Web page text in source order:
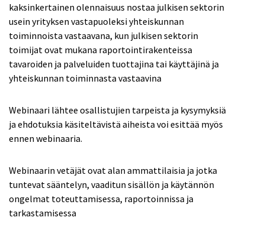
kaksinkertainen olennaisuus nostaa julkisen sektorin
usein yrityksen vastapuoleksi yhteiskunnan
toiminnoista vastaavana, kun julkisen sektorin
toimijat ovat mukana raportointirakenteissa
tavaroiden ja palveluiden tuottajina tai käyttäjinä ja
yhteiskunnan toiminnasta vastaavina
Webinaari lähtee osallistujien tarpeista ja kysymyksiä
ja ehdotuksia käsiteltävistä aiheista voi esittää myös
ennen webinaaria.
Webinaarin vetäjät ovat alan ammattilaisia ja jotka
tuntevat sääntelyn, vaaditun sisällön ja käytännön
ongelmat toteuttamisessa, raportoinnissa ja
tarkastamisessa